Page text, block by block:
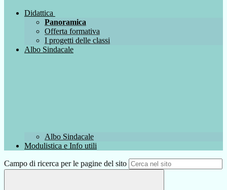
Didattica
Panoramica
Offerta formativa
I progetti delle classi
Albo Sindacale
Albo Sindacale
Modulistica e Info utili
Campo di ricerca per le pagine del sito